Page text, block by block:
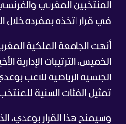
المنتخبين المغربي
في قرار اتخذه بمفرده خلال
أنهت الجامعة الملكية
الخميس، الترتيبات الإدارية
الجنسية الرياضية للاعب
تمثيل الفئات السنية
وسيمنح هذا القرار بوعدي،